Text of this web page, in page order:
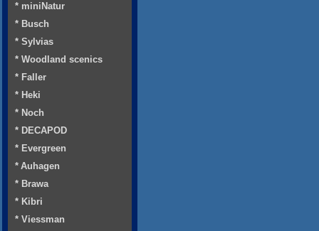
* miniNatur
* Busch
* Sylvias
* Woodland scenics
* Faller
* Heki
* Noch
* DECAPOD
* Evergreen
* Auhagen
* Brawa
* Kibri
* Viessman